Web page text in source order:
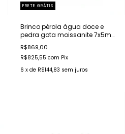
FRETE GRÁTIS
Brinco pérola água doce e
pedra gota moissanite 7x5mm
/ 0.8ct prata rodinada
R$869,00
R$825,55 com Pix
6 x de R$144,83 sem juros